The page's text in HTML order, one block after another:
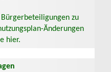
zu
Änderungen
hier.